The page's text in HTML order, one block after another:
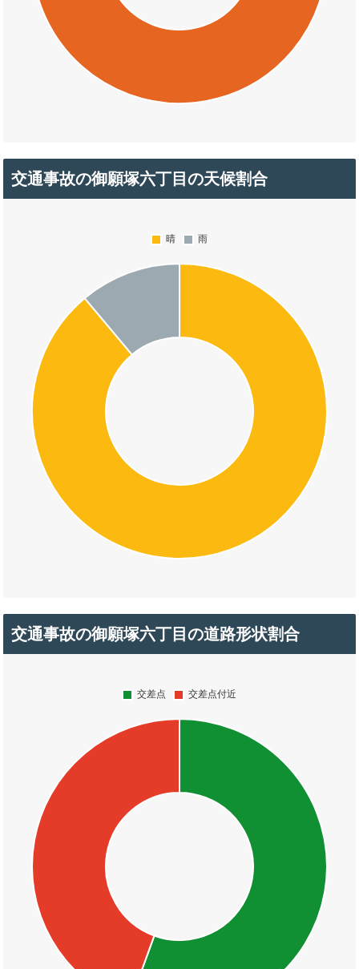
交通事故の御願塚六丁目の天候割合
交通事故の御願塚六丁目の道路形状割合